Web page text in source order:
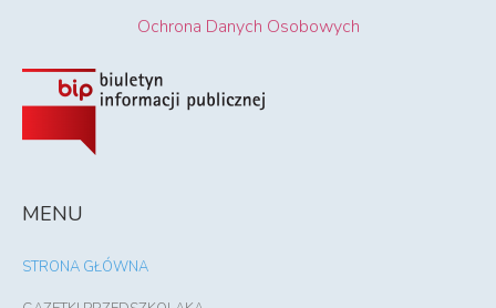
Ochrona Danych Osobowych
MENU
STRONA GŁÓWNA